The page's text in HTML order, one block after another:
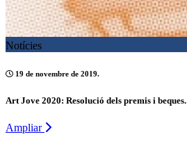
Notícies
19 de novembre de 2019.
Art Jove 2020: Resolució dels premis i beques.
Ampliar